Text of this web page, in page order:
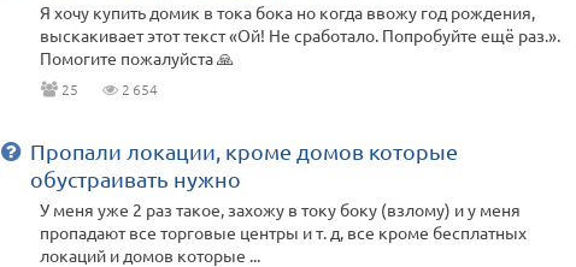
Я хочу купить домик в тока бока но когда ввожу год рождения,
выскакивает этот текст «Ой! Не сработало. Попробуйте ещё раз.».
Помогите пожалуйста 🙏
25 2 654
Пропали локации, кроме домов которые
обустраивать нужно
У меня уже 2 раз такое, захожу в току боку (взлому) и у меня
пропадают все торговые центры и т. д, все кроме бесплатных
локаций и домов которые ...